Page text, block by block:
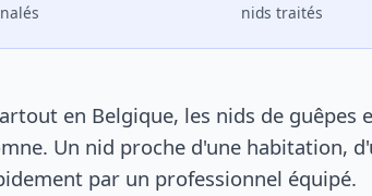
nids traités
en Belgique, les nids de guêpes
Un nid proche d'une habitation,
par un professionnel équipé.